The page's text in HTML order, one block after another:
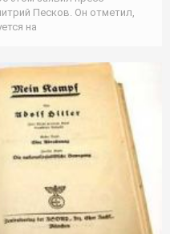
Песков. Он отметил,
на